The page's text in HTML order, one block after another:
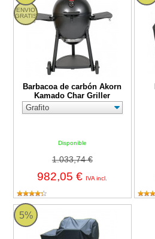
ENVIO
GRATIS
Barbacoa de carbón Akorn
Kamado Char Griller
Disponible
1.033,74 €
982,05 € IVA incl.
5%
Funda para barbacoa Patio Pro